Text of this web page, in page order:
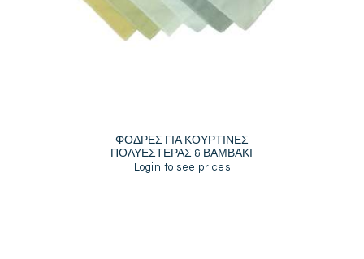
ΦΟΔΡΕΣ ΓΙΑ ΚΟΥΡΤΙΝΕΣ
ΠΟΛΥΕΣΤΕΡΑΣ & ΒΑΜΒΑΚΙ
Login to see prices